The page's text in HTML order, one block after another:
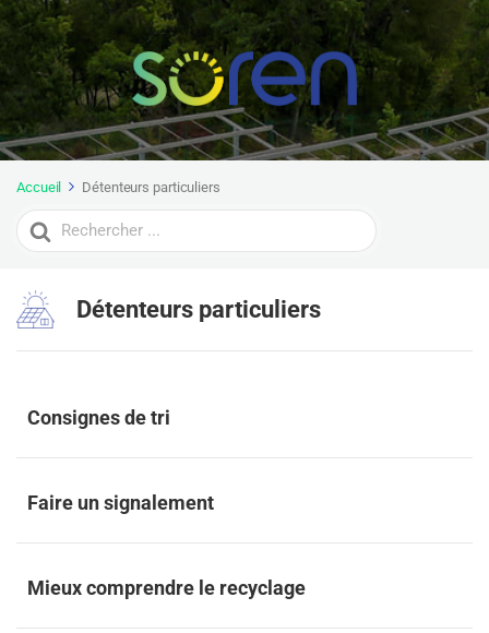
Accueil Détenteurs particuliers
Search
For
Détenteurs particuliers
Consignes de tri
Faire un signalement
Mieux comprendre le recyclage